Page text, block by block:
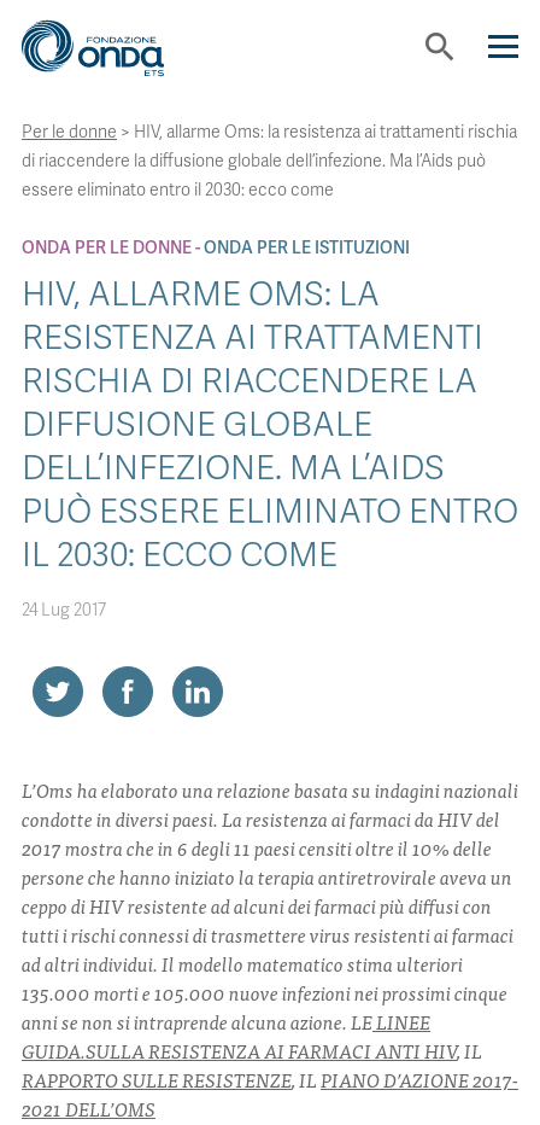
search
CHI SIAMO
STRUMENTI
PROGETTI
BOLLINI
CONTATTI
Per le donne > HIV, allarme Oms: la resistenza ai trattamenti rischia
di riaccendere la diffusione globale dell’infezione. Ma l’Aids può
essere eliminato entro il 2030: ecco come
ONDA PER LE DONNE ONDA PER LE ISTITUZIONI
HIV, ALLARME OMS: LA
RESISTENZA AI TRATTAMENTI
RISCHIA DI RIACCENDERE LA
DIFFUSIONE GLOBALE
DELL’INFEZIONE. MA L’AIDS
PUÒ ESSERE ELIMINATO ENTRO
IL 2030: ECCO COME
24 Lug 2017
L’Oms ha elaborato una relazione basata su indagini nazionali
condotte in diversi paesi. La resistenza ai farmaci da HIV del
2017 mostra che in 6 degli 11 paesi censiti oltre il 10% delle
persone che hanno iniziato la terapia antiretrovirale aveva un
ceppo di HIV resistente ad alcuni dei farmaci più diffusi con
tutti i rischi connessi di trasmettere virus resistenti ai farmaci
ad altri individui. Il modello matematico stima ulteriori
135.000 morti e 105.000 nuove infezioni nei prossimi cinque
anni se non si intraprende alcuna azione. LELINEE
GUIDA.SULLA RESISTENZA AI FARMACI ANTI HIV, IL
RAPPORTO SULLE RESISTENZE, ILPIANO D’AZIONE 2017-
2021 DELL’OMS